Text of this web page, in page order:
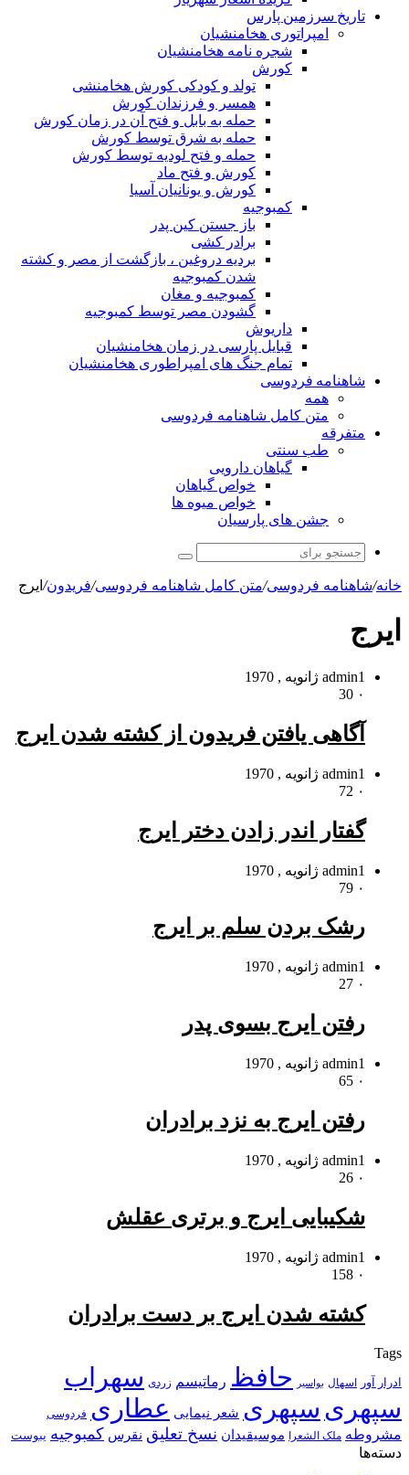
تاریخ سرزمین پارس
امپراتوری هخامنشیان
شجره نامه هخامنشیان
کورش
تولد و کودکی کورش هخامنشی
همسر و فرزندان کورش
حمله به بابل و فتح آن در زمان کورش
حمله به شرق توسط کورش
حمله و فتح لودیه توسط کورش
کورش و فتح ماد
کورش و یونانیان آسیا
کمبوجیه
باز جستن کین پدر
برادر کشی
بردیه دروغین ، بازگشت از مصر و کشته
شدن کمبوجیه
کمبوجیه و مغان
گشودن مصر توسط کمبوجیه
داریوش
قبایل پارسی در زمان هخامنشیان
تمام جنگ های امپراطوری هخامنشیان
شاهنامه فردوسی
همه
متن کامل شاهنامه فردوسی
متفرقه
طب سنتی
گیاهان دارویی
خواص گیاهان
خواص میوه ها
جشن های پارسیان
جستجو
برای
خانه/شاهنامه فردوسی/متن کامل شاهنامه فردوسی/فریدون/ ایرج
ایرج
admin1 ژانویه , 1970
۰
آگاهى یافتن فریدون از کشته شدن ایرج
admin1 ژانویه , 1970
۰
گفتار اندر زادن دختر ایرج
admin1 ژانویه , 1970
۰
رشک بردن سلم بر ایرج
admin1 ژانویه , 1970
۰
رفتن ایرج بسوى پدر
admin1 ژانویه , 1970
۰
رفتن ایرج به نزد برادران
admin1 ژانویه , 1970
۰
شکیبایى ایرج و برترى عقلش
admin1 ژانویه , 1970
۰
کشته شدن ایرج بر دست برادران
Tags
ادرار آور اسهال بواسیر حافظ رماتیسم زردی سهراب
سپهری سپهری شعر نیمایی عطاری فردوسی
مشروطه ملک الشعرا موسیقیدان نسخ تعلیق نقرس کمبوجیه یبوست
دسته‌ها